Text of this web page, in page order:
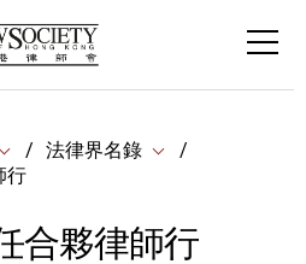
法律界名錄
行
合夥律師行